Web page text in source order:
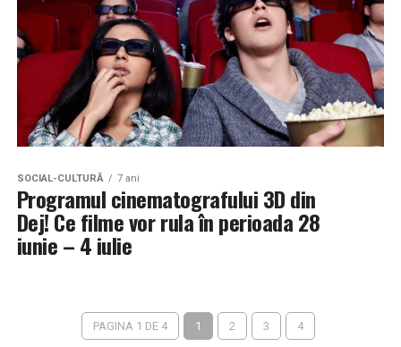
SOCIAL-CULTURĂ 7 ani
Programul cinematografului 3D din
Dej! Ce filme vor rula în perioada 28
iunie – 4 iulie
PAGINA 1 DE 4 1 2 3 4